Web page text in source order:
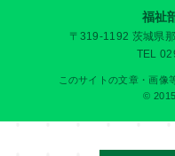
福祉
〒319-1192 茨城県
TEL
このサイトの文章・画像
©